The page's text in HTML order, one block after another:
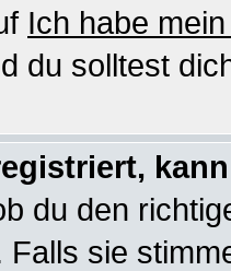
Ich habe
du solltest
du den
Falls sie